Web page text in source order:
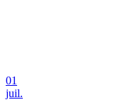
01
juil.